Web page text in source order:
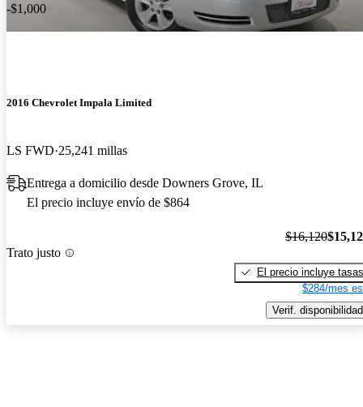
-$1,000
2016 Chevrolet Impala Limited
LS FWD 25,241 millas
Entrega a domicilio desde Downers Grove, IL
El precio incluye envío de $864
Trato justo
$16,120
El precio incluye tasas
$284/mes
Verif. disponibilidad